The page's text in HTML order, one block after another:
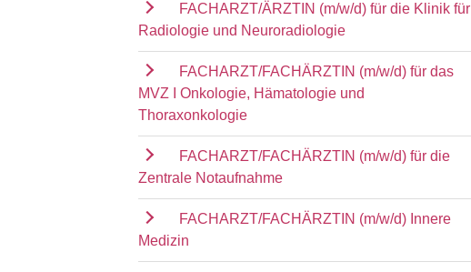
FACHARZT/ÄRZTIN (m/w/d) für die Klinik für
Radiologie und Neuroradiologie
FACHARZT/FACHÄRZTIN (m/w/d) für das
MVZ I Onkologie, Hämatologie und
Thoraxonkologie
FACHARZT/FACHÄRZTIN (m/w/d) für die
Zentrale Notaufnahme
FACHARZT/FACHÄRZTIN (m/w/d) Innere
Medizin